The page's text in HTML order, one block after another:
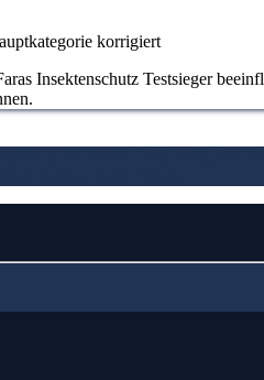
korrigiert
Insektenschutz Testsieger